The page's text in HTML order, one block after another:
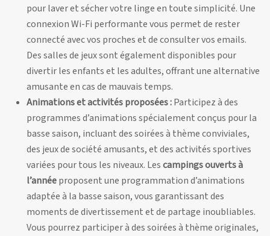
pour laver et sécher votre linge en toute simplicité. Une
connexion Wi-Fi performante vous permet de rester
connecté avec vos proches et de consulter vos emails.
Des salles de jeux sont également disponibles pour
divertir les enfants et les adultes, offrant une alternative
amusante en cas de mauvais temps.
Animations et activités proposées :Participez à des
programmes d’animations spécialement conçus pour la
basse saison, incluant des soirées à thème conviviales,
des jeux de société amusants, et des activités sportives
variées pour tous les niveaux. Lescampings ouverts à
l’annéeproposent une programmation d’animations
adaptée à la basse saison, vous garantissant des
moments de divertissement et de partage inoubliables.
Vous pourrez participer à des soirées à thème originales,